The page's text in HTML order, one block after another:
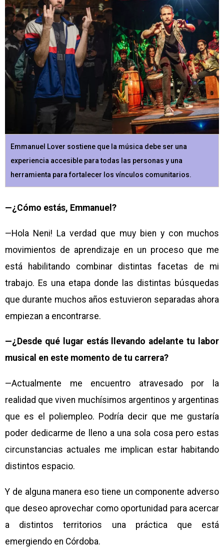
Emmanuel Lover sostiene que la música debe ser una
experiencia accesible para todas las personas y una
herramienta para fortalecer los vínculos comunitarios.
—¿Cómo estás, Emmanuel?
—Hola Neni! La verdad que muy bien y con muchos
movimientos de aprendizaje en un proceso que me
está habilitando combinar distintas facetas de mi
trabajo. Es una etapa donde las distintas búsquedas
que durante muchos años estuvieron separadas ahora
empiezan a encontrarse.
—¿Desde qué lugar estás llevando adelante tu labor
musical en este momento de tu carrera?
—Actualmente me encuentro atravesado por la
realidad que viven muchísimos argentinos y argentinas
que es el poliempleo. Podría decir que me gustaría
poder dedicarme de lleno a una sola cosa pero estas
circunstancias actuales me implican estar habitando
distintos espacio.
Y de alguna manera eso tiene un componente adverso
que deseo aprovechar como oportunidad para acercar
a distintos territorios una práctica que está
emergiendo en Córdoba.